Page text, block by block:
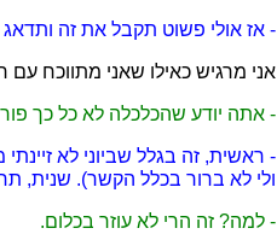
- אז אולי פשוט תקבל את זה
אני מרגיש כאילו שאני מתווכח עם
- אתה יודע שהכלכלה לא כל כך
- ראשית, זה בגלל שביוני לא
ולי לא ברור בכלל הקשר). שנית,
- למה? זה הרי לא עוזר בכלום.